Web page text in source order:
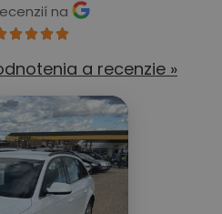
na

a recenzie »